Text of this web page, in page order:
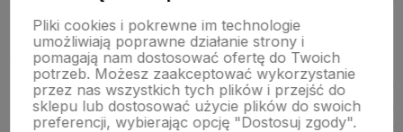
niż 2 sekundy.
Przedostatnim elektronarzędziem w zestawie jest klucz
udarowy 1/2'' z pierścieniem zabezpieczającym. Jeden
z popularniejszych kluczy udarowych wybieranych
Pliki cookies i pokrewne im technologie
umożliwiają poprawne działanie strony i
pomagają nam dostosować ofertę do Twoich
potrzeb. Możesz zaakceptować wykorzystanie
przez nas wszystkich tych plików i przejść do
sklepu lub dostosować użycie plików do swoich
preferencji, wybierając opcję "Dostosuj zgody".